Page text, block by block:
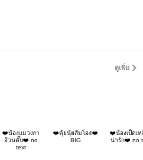
ดูเพิ่ม
❤️น้องแมวเทา
อ้วนตั๊บ❤️ no
text
❤️ตุ้ยนุ้ยส้มโอ4❤️
BIG
❤️น้องเป็ดเห
น่ารัก❤️ no